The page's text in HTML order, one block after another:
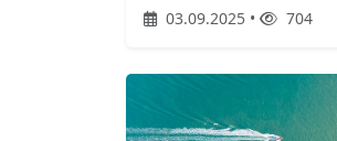
03.09.2025 • 704